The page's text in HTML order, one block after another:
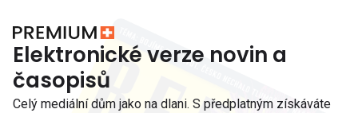
Elektronické verze novin a
časopisů
Celý mediální dům jako na dlani. S předplatným získáváte